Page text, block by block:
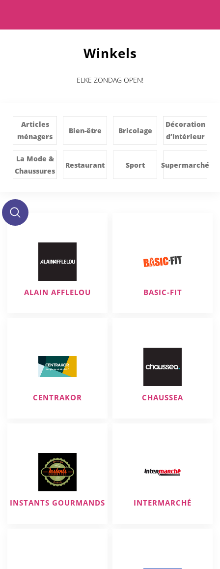
Winkels
ELKE ZONDAG OPEN!
Articles
ménagers
Bien-être Bricolage
Décoration
d’intérieur
La Mode &
Chaussures
Restaurant Sport Supermarché
ALAIN AFFLELOU BASIC-FIT
CENTRAKOR CHAUSSEA
INSTANTS GOURMANDS INTERMARCHÉ